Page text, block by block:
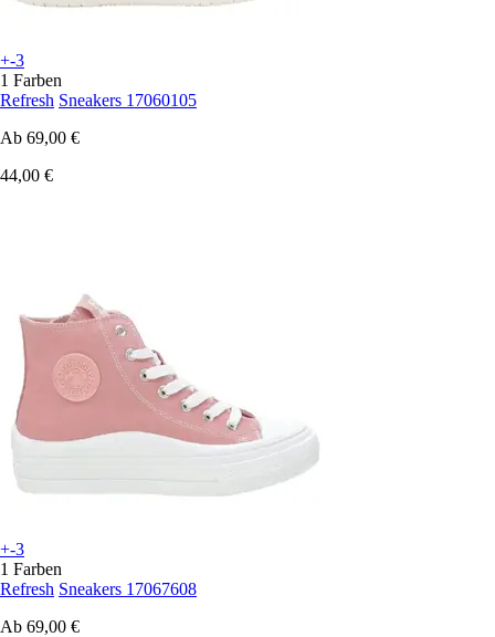
+-3
1 Farben
Refresh Sneakers 17060105
Ab 69,00 €
44,00 €
+-3
1 Farben
Refresh Sneakers 17067608
Ab 69,00 €